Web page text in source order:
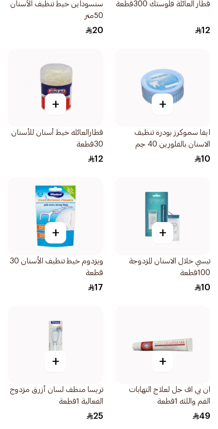
قطار العائلة فلوستك 300قطعة
12
سنسوداين خيط تنظيف الأسنان
50متر
20
+
ايفا سموكرز بودرة تنظيف
الاسنان بالفلورين 40 جم
10
+
قطارالعائله خيط أسنان للأسنان
30قطعة
12
+
تيسي خلال الاسنان المزدوجة
100قطعة
10
+
ويزدوم خيط تنظيف الأسنان 30
قطعة
17
+
ان بي اف جل لعلاج التهابات
الفم واللثه 1قطعة
49
+
تريسا منظف لسان أزرق مزدوج
الفعالية 1قطعة
25